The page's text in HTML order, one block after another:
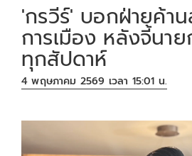
'กรวีร์' บอกฝ่ายค้าน
การเมือง หลังจี้นา
ทุกสัปดาห์
4 พฤษภาคม 2569 เวลา 15:01 น.